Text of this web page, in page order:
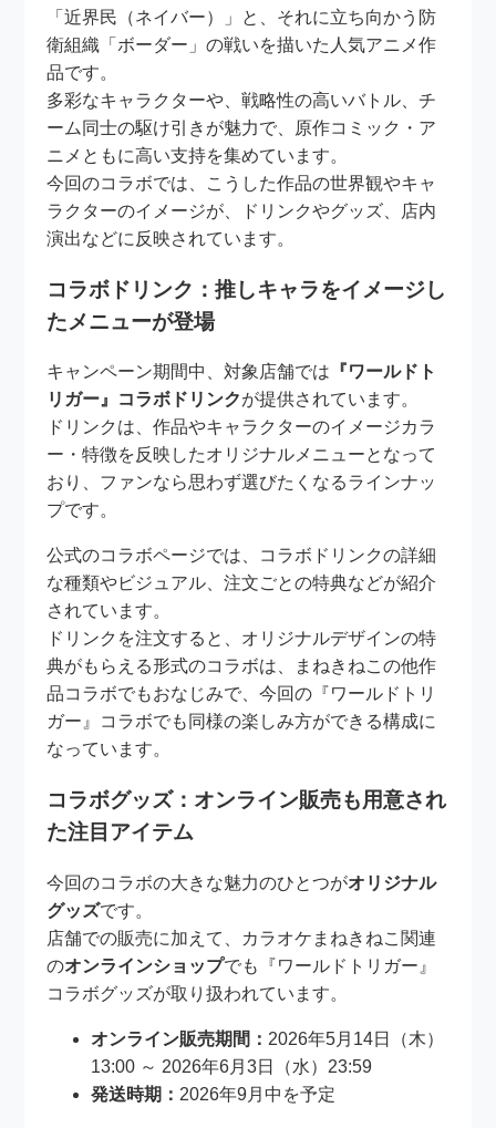
「近界民（ネイバー）」と、それに立ち向かう防
衛組織「ボーダー」の戦いを描いた人気アニメ作
品です。
多彩なキャラクターや、戦略性の高いバトル、チ
ーム同士の駆け引きが魅力で、原作コミック・ア
ニメともに高い支持を集めています。
今回のコラボでは、こうした作品の世界観やキャ
ラクターのイメージが、ドリンクやグッズ、店内
演出などに反映されています。
コラボドリンク：推しキャラをイメージし
たメニューが登場
キャンペーン期間中、対象店舗では 『ワールドト
リガー』コラボドリンクが提供されています。
ドリンクは、作品やキャラクターのイメージカラ
ー・特徴を反映したオリジナルメニューとなって
おり、ファンなら思わず選びたくなるラインナッ
プです。
公式のコラボページでは、コラボドリンクの詳細
な種類やビジュアル、注文ごとの特典などが紹介
されています。
ドリンクを注文すると、オリジナルデザインの特
典がもらえる形式のコラボは、まねきねこの他作
品コラボでもおなじみで、今回の『ワールドトリ
ガー』コラボでも同様の楽しみ方ができる構成に
なっています。
コラボグッズ：オンライン販売も用意され
た注目アイテム
今回のコラボの大きな魅力のひとつがオリジナル
グッズです。
店舗での販売に加えて、カラオケまねきねこ関連
のオンラインショップでも『ワールドトリガー』
コラボグッズが取り扱われています。
オンライン販売期間： 2026年5月14日（木）
13:00 ～ 2026年6月3日（水）23:59
発送時期： 2026年9月中を予定